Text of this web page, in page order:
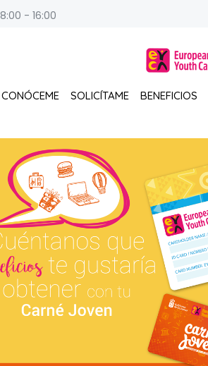
- 16:00
CONÓCEME SOLICÍTAME BENEFICIOS